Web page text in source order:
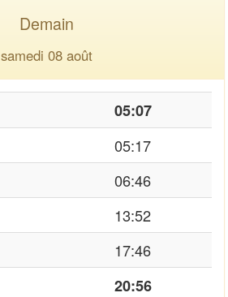
Demain
samedi 08 août
05:07
05:17
06:46
13:52
17:46
20:56